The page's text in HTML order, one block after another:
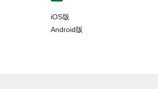
iOS版
Android版